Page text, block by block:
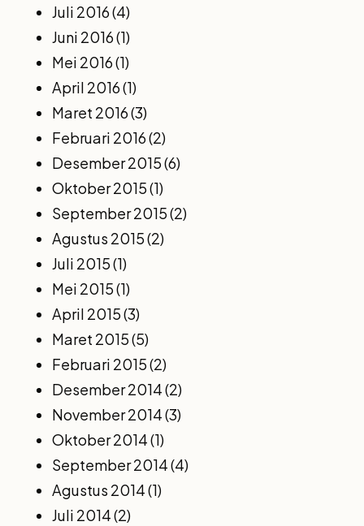
Juli 2016(4)
Juni 2016(1)
Mei 2016(1)
April 2016(1)
Maret 2016(3)
Februari 2016(2)
Desember 2015(6)
Oktober 2015(1)
September 2015(2)
Agustus 2015(2)
Juli 2015(1)
Mei 2015(1)
April 2015(3)
Maret 2015(5)
Februari 2015(2)
Desember 2014(2)
November 2014(3)
Oktober 2014(1)
September 2014(4)
Agustus 2014(1)
Juli 2014(2)